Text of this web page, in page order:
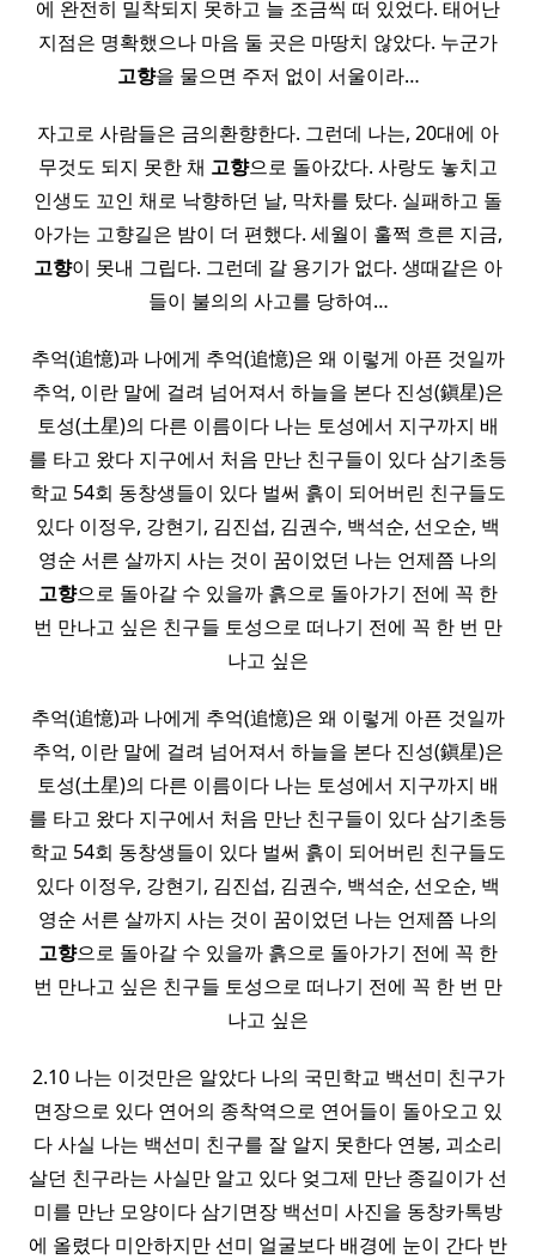
에 완전히 밀착되지 못하고 늘 조금씩 떠 있었다. 태어난
지점은 명확했으나 마음 둘 곳은 마땅치 않았다. 누군가
고향을 물으면 주저 없이 서울이라…
자고로 사람들은 금의환향한다. 그런데 나는, 20대에 아
무것도 되지 못한 채 고향으로 돌아갔다. 사랑도 놓치고
인생도 꼬인 채로 낙향하던 날, 막차를 탔다. 실패하고 돌
아가는 고향길은 밤이 더 편했다. 세월이 훌쩍 흐른 지금,
고향이 못내 그립다. 그런데 갈 용기가 없다. 생때같은 아
들이 불의의 사고를 당하여…
추억(追憶)과 나에게 추억(追憶)은 왜 이렇게 아픈 것일까
추억, 이란 말에 걸려 넘어져서 하늘을 본다 진성(鎭星)은
토성(土星)의 다른 이름이다 나는 토성에서 지구까지 배
를 타고 왔다 지구에서 처음 만난 친구들이 있다 삼기초등
학교 54회 동창생들이 있다 벌써 흙이 되어버린 친구들도
있다 이정우, 강현기, 김진섭, 김권수, 백석순, 선오순, 백
영순 서른 살까지 사는 것이 꿈이었던 나는 언제쯤 나의
고향으로 돌아갈 수 있을까 흙으로 돌아가기 전에 꼭 한
번 만나고 싶은 친구들 토성으로 떠나기 전에 꼭 한 번 만
나고 싶은
추억(追憶)과 나에게 추억(追憶)은 왜 이렇게 아픈 것일까
추억, 이란 말에 걸려 넘어져서 하늘을 본다 진성(鎭星)은
토성(土星)의 다른 이름이다 나는 토성에서 지구까지 배
를 타고 왔다 지구에서 처음 만난 친구들이 있다 삼기초등
학교 54회 동창생들이 있다 벌써 흙이 되어버린 친구들도
있다 이정우, 강현기, 김진섭, 김권수, 백석순, 선오순, 백
영순 서른 살까지 사는 것이 꿈이었던 나는 언제쯤 나의
고향으로 돌아갈 수 있을까 흙으로 돌아가기 전에 꼭 한
번 만나고 싶은 친구들 토성으로 떠나기 전에 꼭 한 번 만
나고 싶은
2.10 나는 이것만은 알았다 나의 국민학교 백선미 친구가
면장으로 있다 연어의 종착역으로 연어들이 돌아오고 있
다 사실 나는 백선미 친구를 잘 알지 못한다 연봉, 괴소리
살던 친구라는 사실만 알고 있다 엊그제 만난 종길이가 선
미를 만난 모양이다 삼기면장 백선미 사진을 동창카톡방
에 올렸다 미안하지만 선미 얼굴보다 배경에 눈이 간다 반